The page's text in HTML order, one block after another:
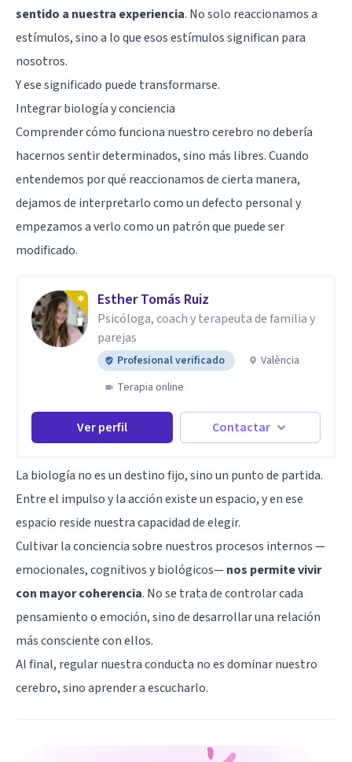
sentido a nuestra experiencia. No solo reaccionamos a
estímulos, sino a lo que esos estímulos significan para
nosotros.
Y ese significado puede transformarse.
Integrar biología y conciencia
Comprender cómo funciona nuestro cerebro no debería
hacernos sentir determinados, sino más libres. Cuando
entendemos por qué reaccionamos de cierta manera,
dejamos de interpretarlo como un defecto personal y
empezamos a verlo como un patrón que puede ser
modificado.
Esther Tomás Ruiz
Psicóloga, coach y terapeuta de familia y
parejas
Profesional verificado
València
Terapia online
Ver perfil Contactar
La biología no es un destino fijo, sino un punto de partida.
Entre el impulso y la acción existe un espacio, y en ese
espacio reside nuestra capacidad de elegir.
Cultivar la conciencia sobre nuestros procesos internos —
emocionales, cognitivos y biológicos—nos permite vivir
con mayor coherencia. No se trata de controlar cada
pensamiento o emoción, sino de desarrollar una relación
más consciente con ellos.
Al final, regular nuestra conducta no es dominar nuestro
cerebro, sino aprender a escucharlo.